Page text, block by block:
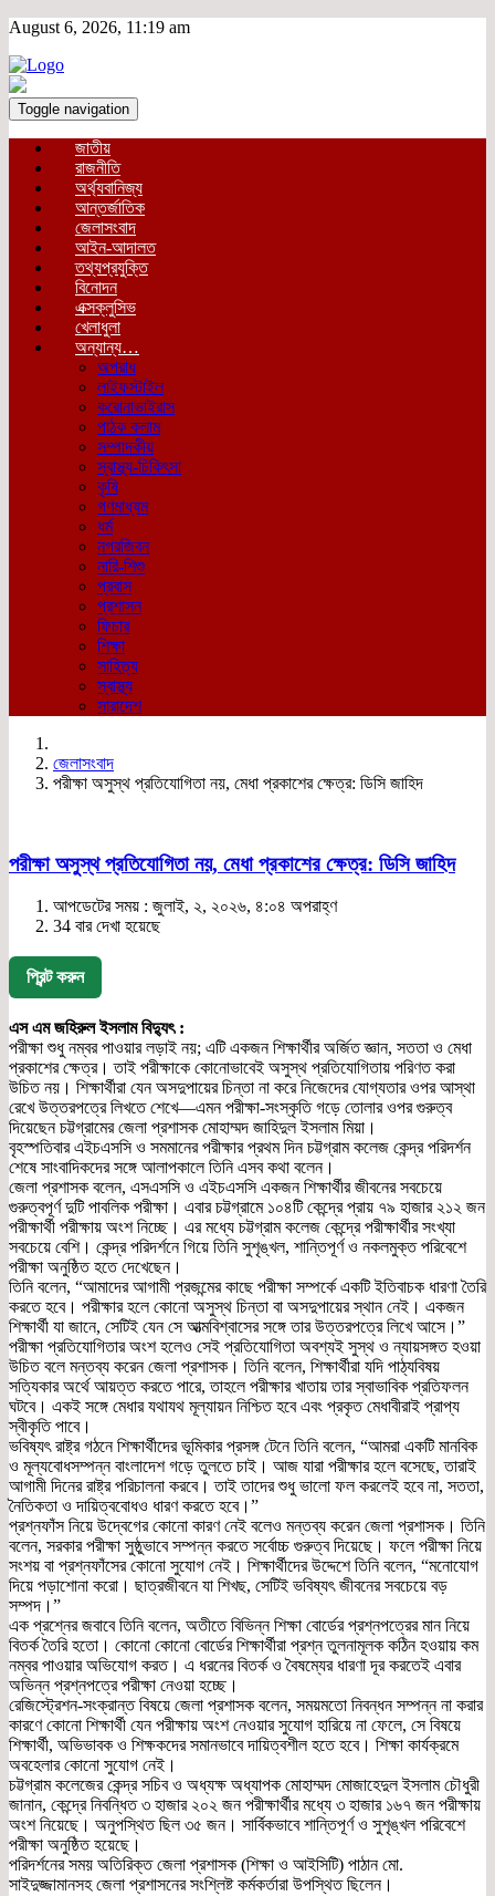
August 6, 2026, 11:19 am
Toggle navigation
জাতীয়
রাজনীতি
অর্থ্যবানিজ্য
আন্তর্জাতিক
জেলাসংবাদ
আইন-আদালত
তথ্যপ্রযুক্তি
বিনোদন
এক্সক্লুসিভ
খেলাধুলা
অন্যান্য…
অপরাধ
লাইফস্টাইল
করোনাভাইরাস
পাঠক কলাম
সম্পাদকীয়
স্বাস্থ্য-চিকিৎসা
কৃষি
গণমাধ্যম
ধর্ম
নগরজিবন
নারি-শিশু
প্রবাস
প্রশাসন
ফিচার
শিক্ষা
সাহিত্য
স্বাস্থ্য
সারাদেশ
জেলাসংবাদ
পরীক্ষা অসুস্থ প্রতিযোগিতা নয়, মেধা প্রকাশের ক্ষেত্র: ডিসি জাহিদ
পরীক্ষা অসুস্থ প্রতিযোগিতা নয়, মেধা প্রকাশের ক্ষেত্র: ডিসি জাহিদ
আপডেটের সময় : জুলাই, ২, ২০২৬, ৪:০৪ অপরাহ্ণ
34 বার দেখা হয়েছে
প্রিন্ট করুন
এস এম জহিরুল ইসলাম বিদ্যুৎ :
পরীক্ষা শুধু নম্বর পাওয়ার লড়াই নয়; এটি একজন শিক্ষার্থীর অর্জিত জ্ঞান, সততা ও মেধা
প্রকাশের ক্ষেত্র। তাই পরীক্ষাকে কোনোভাবেই অসুস্থ প্রতিযোগিতায় পরিণত করা
উচিত নয়। শিক্ষার্থীরা যেন অসদুপায়ের চিন্তা না করে নিজেদের যোগ্যতার ওপর আস্থা
রেখে উত্তরপত্রে লিখতে শেখে—এমন পরীক্ষা-সংস্কৃতি গড়ে তোলার ওপর গুরুত্ব
দিয়েছেন চট্টগ্রামের জেলা প্রশাসক মোহাম্মদ জাহিদুল ইসলাম মিয়া।
বৃহস্পতিবার এইচএসসি ও সমমানের পরীক্ষার প্রথম দিন চট্টগ্রাম কলেজ কেন্দ্র পরিদর্শন
শেষে সাংবাদিকদের সঙ্গে আলাপকালে তিনি এসব কথা বলেন।
জেলা প্রশাসক বলেন, এসএসসি ও এইচএসসি একজন শিক্ষার্থীর জীবনের সবচেয়ে
গুরুত্বপূর্ণ দুটি পাবলিক পরীক্ষা। এবার চট্টগ্রামে ১০৪টি কেন্দ্রে প্রায় ৭৯ হাজার ২১২ জন
পরীক্ষার্থী পরীক্ষায় অংশ নিচ্ছে। এর মধ্যে চট্টগ্রাম কলেজ কেন্দ্রে পরীক্ষার্থীর সংখ্যা
সবচেয়ে বেশি। কেন্দ্র পরিদর্শনে গিয়ে তিনি সুশৃঙ্খল, শান্তিপূর্ণ ও নকলমুক্ত পরিবেশে
পরীক্ষা অনুষ্ঠিত হতে দেখেছেন।
তিনি বলেন, “আমাদের আগামী প্রজন্মের কাছে পরীক্ষা সম্পর্কে একটি ইতিবাচক ধারণা তৈরি
করতে হবে। পরীক্ষার হলে কোনো অসুস্থ চিন্তা বা অসদুপায়ের স্থান নেই। একজন
শিক্ষার্থী যা জানে, সেটিই যেন সে আত্মবিশ্বাসের সঙ্গে তার উত্তরপত্রে লিখে আসে।”
পরীক্ষা প্রতিযোগিতার অংশ হলেও সেই প্রতিযোগিতা অবশ্যই সুস্থ ও ন্যায়সঙ্গত হওয়া
উচিত বলে মন্তব্য করেন জেলা প্রশাসক। তিনি বলেন, শিক্ষার্থীরা যদি পাঠ্যবিষয়
সত্যিকার অর্থে আয়ত্ত করতে পারে, তাহলে পরীক্ষার খাতায় তার স্বাভাবিক প্রতিফলন
ঘটবে। একই সঙ্গে মেধার যথাযথ মূল্যায়ন নিশ্চিত হবে এবং প্রকৃত মেধাবীরাই প্রাপ্য
স্বীকৃতি পাবে।
ভবিষ্যৎ রাষ্ট্র গঠনে শিক্ষার্থীদের ভূমিকার প্রসঙ্গ টেনে তিনি বলেন, “আমরা একটি মানবিক
ও মূল্যবোধসম্পন্ন বাংলাদেশ গড়ে তুলতে চাই। আজ যারা পরীক্ষার হলে বসেছে, তারাই
আগামী দিনের রাষ্ট্র পরিচালনা করবে। তাই তাদের শুধু ভালো ফল করলেই হবে না, সততা,
নৈতিকতা ও দায়িত্ববোধও ধারণ করতে হবে।”
প্রশ্নফাঁস নিয়ে উদ্বেগের কোনো কারণ নেই বলেও মন্তব্য করেন জেলা প্রশাসক। তিনি
বলেন, সরকার পরীক্ষা সুষ্ঠুভাবে সম্পন্ন করতে সর্বোচ্চ গুরুত্ব দিয়েছে। ফলে পরীক্ষা নিয়ে
সংশয় বা প্রশ্নফাঁসের কোনো সুযোগ নেই। শিক্ষার্থীদের উদ্দেশে তিনি বলেন, “মনোযোগ
দিয়ে পড়াশোনা করো। ছাত্রজীবনে যা শিখছ, সেটিই ভবিষ্যৎ জীবনের সবচেয়ে বড়
সম্পদ।”
এক প্রশ্নের জবাবে তিনি বলেন, অতীতে বিভিন্ন শিক্ষা বোর্ডের প্রশ্নপত্রের মান নিয়ে
বিতর্ক তৈরি হতো। কোনো কোনো বোর্ডের শিক্ষার্থীরা প্রশ্ন তুলনামূলক কঠিন হওয়ায় কম
নম্বর পাওয়ার অভিযোগ করত। এ ধরনের বিতর্ক ও বৈষম্যের ধারণা দূর করতেই এবার
অভিন্ন প্রশ্নপত্রে পরীক্ষা নেওয়া হচ্ছে।
রেজিস্ট্রেশন-সংক্রান্ত বিষয়ে জেলা প্রশাসক বলেন, সময়মতো নিবন্ধন সম্পন্ন না করার
কারণে কোনো শিক্ষার্থী যেন পরীক্ষায় অংশ নেওয়ার সুযোগ হারিয়ে না ফেলে, সে বিষয়ে
শিক্ষার্থী, অভিভাবক ও শিক্ষকদের সমানভাবে দায়িত্বশীল হতে হবে। শিক্ষা কার্যক্রমে
অবহেলার কোনো সুযোগ নেই।
চট্টগ্রাম কলেজের কেন্দ্র সচিব ও অধ্যক্ষ অধ্যাপক মোহাম্মদ মোজাহেদুল ইসলাম চৌধুরী
জানান, কেন্দ্রে নিবন্ধিত ৩ হাজার ২০২ জন পরীক্ষার্থীর মধ্যে ৩ হাজার ১৬৭ জন পরীক্ষায়
অংশ নিয়েছে। অনুপস্থিত ছিল ৩৫ জন। সার্বিকভাবে শান্তিপূর্ণ ও সুশৃঙ্খল পরিবেশে
পরীক্ষা অনুষ্ঠিত হয়েছে।
পরিদর্শনের সময় অতিরিক্ত জেলা প্রশাসক (শিক্ষা ও আইসিটি) পাঠান মো.
সাইদুজ্জামানসহ জেলা প্রশাসনের সংশ্লিষ্ট কর্মকর্তারা উপস্থিত ছিলেন।